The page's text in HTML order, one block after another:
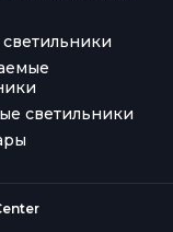
светильники